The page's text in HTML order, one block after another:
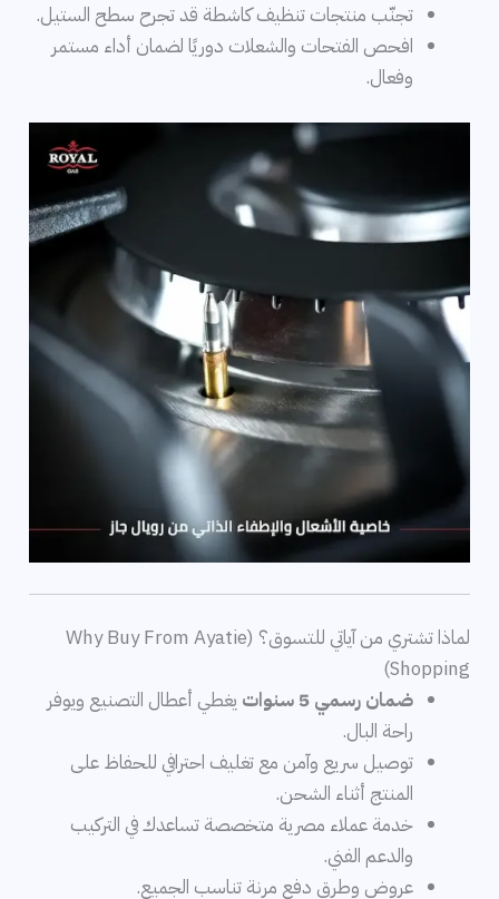
تجنّب منتجات تنظيف كاشطة قد تجرح سطح الستيل.
افحص الفتحات والشعلات دوريًا لضمان أداء مستمر
وفعال.
لماذا تشتري من آياتي للتسوق؟ (Why Buy From Ayatie
Shopping)
ضمان رسمي 5 سنوات
يغطي أعطال التصنيع ويوفر
راحة البال.
توصيل سريع وآمن مع تغليف احترافي للحفاظ على
المنتج أثناء الشحن.
خدمة عملاء مصرية متخصصة تساعدك في التركيب
والدعم الفني.
عروض وطرق دفع مرنة تناسب الجميع.